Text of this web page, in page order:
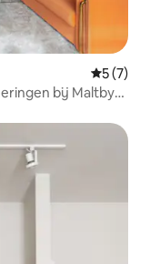
5 (7)
bij Maltby